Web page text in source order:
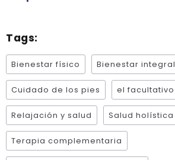
Tags:
Bienestar físico Bienestar integral
Cuidado de los pies el facultativo
Relajación y salud Salud holística
Terapia complementaria